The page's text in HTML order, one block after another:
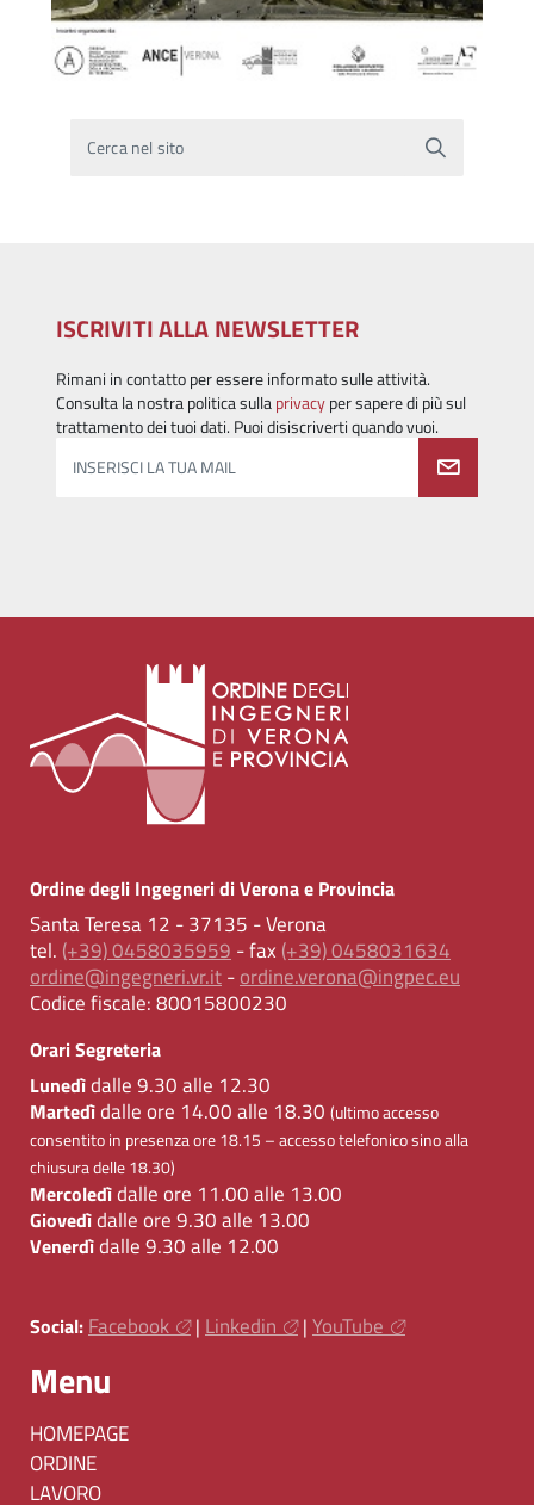
Cerca nel sito
ISCRIVITI ALLA NEWSLETTER
Rimani in contatto per essere informato sulle attività.
Consulta la nostra politica sullaprivacyper sapere di più sul
trattamento dei tuoi dati. Puoi disiscriverti quando vuoi.
INSERISCI LA TUA MAIL
Ordine degli Ingegneri di Verona e Provincia
Santa Teresa 12 - 37135 - Verona
tel. (+39) 0458035959 - fax (+39) 0458031634
ordine@ingegneri.vr.it-ordine.verona@ingpec.eu
Codice fiscale:80015800230
Orari Segreteria
Lunedìdalle 9.30 alle 12.30
Martedìdalle ore 14.00 alle 18.30 (ultimo accesso
consentito in presenza ore 18.15 – accesso telefonico sino alla
chiusura delle 18.30)
Mercoledìdalle ore 11.00 alle 13.00
Giovedìdalle ore 9.30 alle 13.00
Venerdìdalle 9.30 alle 12.00
Social: Facebook | Linkedin | YouTube
Menu
HOMEPAGE
ORDINE
LAVORO